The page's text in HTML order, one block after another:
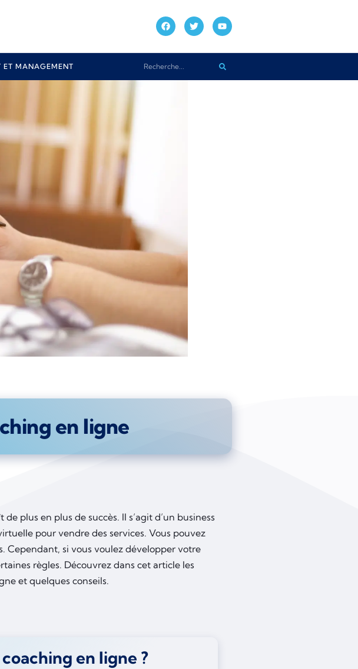
ET MANAGEMENT
en ligne
plus en plus de succès. Il s’agit d’un business
pour vendre des services. Vous pouvez
Cependant, si vous voulez développer votre
règles. Découvrez dans cet article les
et quelques conseils.
en ligne ?